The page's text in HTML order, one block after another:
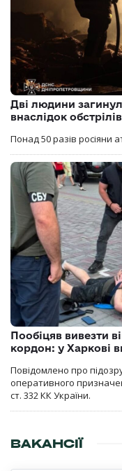
Дві людини
внаслідок
Понад 50 разів росіяни
Пообіцяв вивезти
кордон: у Харкові
Повідомлено про
оперативного
ст. 332 КК України.
ВАКАНСІЇ